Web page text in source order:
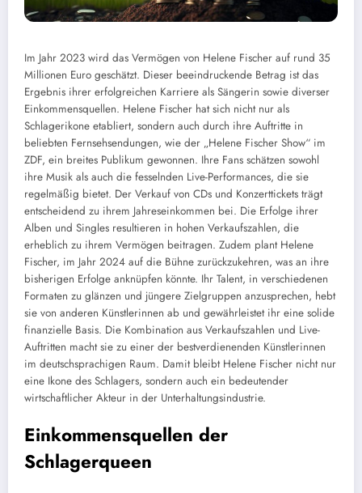
Im Jahr 2023 wird das Vermögen von Helene Fischer auf rund 35
Millionen Euro geschätzt. Dieser beeindruckende Betrag ist das
Ergebnis ihrer erfolgreichen Karriere als Sängerin sowie diverser
Einkommensquellen. Helene Fischer hat sich nicht nur als
Schlagerikone etabliert, sondern auch durch ihre Auftritte in
beliebten Fernsehsendungen, wie der „Helene Fischer Show“ im
ZDF, ein breites Publikum gewonnen. Ihre Fans schätzen sowohl
ihre Musik als auch die fesselnden Live-Performances, die sie
regelmäßig bietet. Der Verkauf von CDs und Konzerttickets trägt
entscheidend zu ihrem Jahreseinkommen bei. Die Erfolge ihrer
Alben und Singles resultieren in hohen Verkaufszahlen, die
erheblich zu ihrem Vermögen beitragen. Zudem plant Helene
Fischer, im Jahr 2024 auf die Bühne zurückzukehren, was an ihre
bisherigen Erfolge anknüpfen könnte. Ihr Talent, in verschiedenen
Formaten zu glänzen und jüngere Zielgruppen anzusprechen, hebt
sie von anderen Künstlerinnen ab und gewährleistet ihr eine solide
finanzielle Basis. Die Kombination aus Verkaufszahlen und Live-
Auftritten macht sie zu einer der bestverdienenden Künstlerinnen
im deutschsprachigen Raum. Damit bleibt Helene Fischer nicht nur
eine Ikone des Schlagers, sondern auch ein bedeutender
wirtschaftlicher Akteur in der Unterhaltungsindustrie.
Einkommensquellen der
Schlagerqueen